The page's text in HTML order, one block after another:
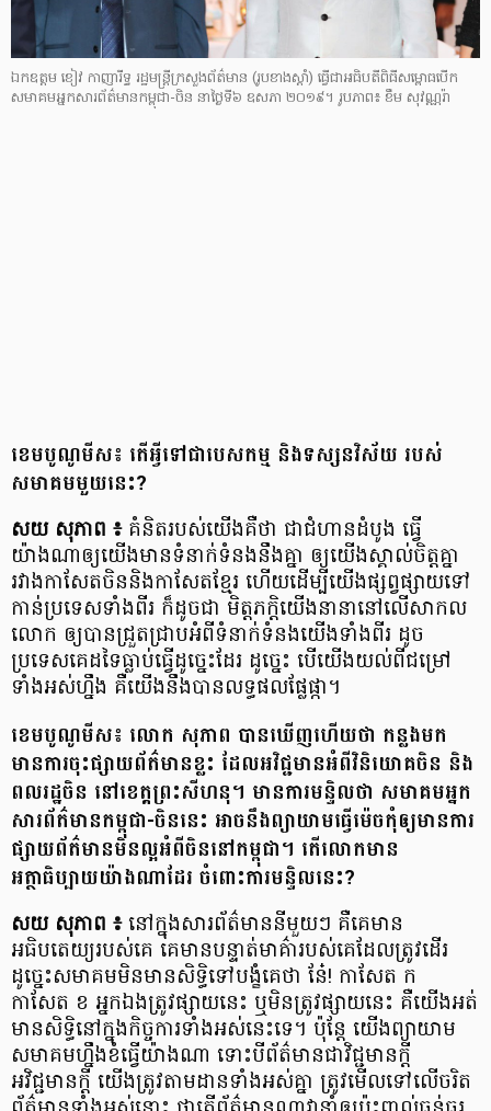
ឯកឧត្ដម ខៀវ កាញារីទ្ធ រដ្ឋមន្ត្រីក្រសួងព័ត៌មាន (រូបខាងស្ដាំ) ធ្វើ​ជាអធិបតី​ពិធី​សម្ពោធ​បើក​
សមាគម​អ្នក​សារព័ត៌មាន​កម្ពុជា-ចិន នាថ្ងៃទី៦ ឧសភា ២០១៩។ រូបភាព៖ ខឹម សុវណ្ណរ៉ា
ខេមបូណូមីស៖ តើអ្វីទៅជាបេសកម្ម និងទស្សនវិស័យ របស់
សមាគមមួយនេះ?
សយ សុភាព ៖គំនិត​របស់​យើង​គឺថា ជាជំហានដំបូង ធ្វើ
យ៉ាងណា​ឲ្យ​យើង​មាន​ទំនាក់​ទំនង​នឹងគ្នា ឲ្យ​យើង​ស្គាល់ចិត្ត​គ្នា
រវាងកាសែត​ចិន​និង​កាសែត​ខ្មែរ ហើយដើម្បីយើង​ផ្សព្វផ្សាយ​ទៅ
កាន់​ប្រទេសទាំង​ពីរ ក៏ដូចជា មិត្តភក្ដិយើង​នានា​នៅ​លើ​សាកល
លោក ឲ្យបានជ្រួតជ្រាប​អំពីទំនាក់ទំនង​យើងទាំងពីរ ដូច
ប្រទេស​គេដទៃធ្លាប់ធ្វើ​ដូច្នេះ​ដែរ ដូច្នេះ បើ​យើងយល់​ពីជម្រៅ​
ទាំងអស់ហ្នឹង គឺ​យើង​នឹង​បាន​លទ្ធផល​ផ្លែផ្កា។
ខេមបូណូមីស៖ លោក សុភាព បានឃើញហើយថា កន្លងមក
មានការចុះផ្សាយព័ត៌មានខ្លះ ដែលអវិជ្ជមានអំពី​វិនិយោគចិន និង
ពលរដ្ឋចិន នៅខេត្តព្រះសីហនុ។ មានការមន្ទិលថា សមាគមអ្នក
សារព័ត៌មានកម្ពុជា-ចិននេះ អាចនឹងព្យាយាមធ្វើម៉េចកុំឲ្យមានការ
ផ្សាយព័ត៌មានមិនល្អអំពីចិននៅកម្ពុជា។ តើលោកមាន
អត្ថាធិប្បាយយ៉ាងណាដែរ ចំពោះការមន្ទិលនេះ?
សយ សុភាព ៖ នៅក្នុងសារព័ត៌មាន​នីមួយៗ គឺគេមាន​
អធិបតេយ្យរបស់គេ គេមានបន្ទាត់​មាគ៌ារបស់គេដែលត្រូវដើរ
ដូច្នេះ​សមាគម​មិន​មាន​សិទ្ធិ​ទៅបង្ខំ​គេថា នែ៎! កាសែត ក
កាសែត ខ អ្នកឯងត្រូវផ្សាយនេះ ឬ​មិន​ត្រូវ​ផ្សាយ​នេះ គឺ​យើង​អត់
មាន​សិទ្ធិ​នៅ​ក្នុង​កិច្ចការទាំងអស់​នេះ​ទេ។ ប៉ុន្តែ យើងព្យាយាម​
សមាគម​ហ្នឹងខំធ្វើយ៉ាងណា ទោះបីព័ត៌មាន​ជា​វិជ្ជមានក្ដី
អវិជ្ជមាន​ក្ដី យើងត្រូវតាមដាន​ទាំងអស់គ្នា ត្រូវមើលទៅលើចរិត​